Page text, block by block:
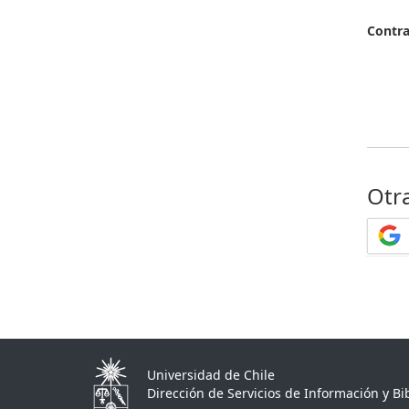
Universidad de Chile
Dirección de Servicios de Información y